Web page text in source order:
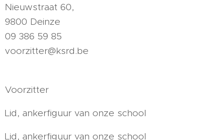
Nieuwstraat 60,
9800 Deinze
09 386 59 85
voorzitter@ksrd.be
Voorzitter
Lid, ankerfiguur van onze school
Lid, ankerfiguur van onze school